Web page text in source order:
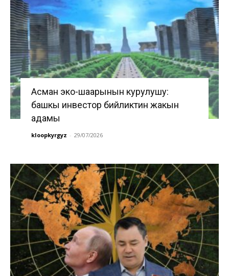
Асман эко-шаарынын курулушу:
башкы инвестор бийликтин жакын
адамы
kloopkyrgyz - 29/07/2026